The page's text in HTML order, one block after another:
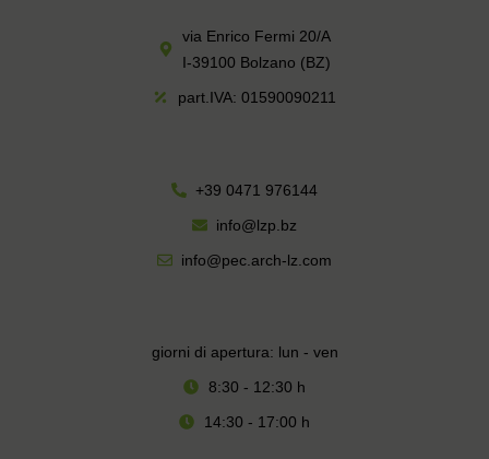
via Enrico Fermi 20/A
I-39100 Bolzano (BZ)
part.IVA: 01590090211
+39 0471 976144
info@lzp.bz
info@pec.arch-lz.com
giorni di apertura: lun - ven
8:30 - 12:30 h
14:30 - 17:00 h